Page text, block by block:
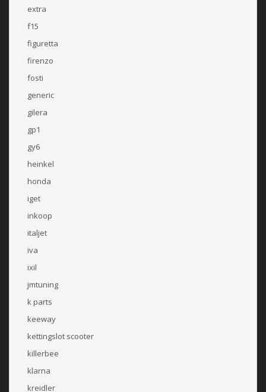
extra
f15
figuretta
firenzo
fosti
generic
gilera
gp1
gy6
heinkel
honda
iget
inkoop
italjet
iva
ixil
jmtuning
k parts
keeway
kettingslot scooter
killerbee
klarna
kreidler